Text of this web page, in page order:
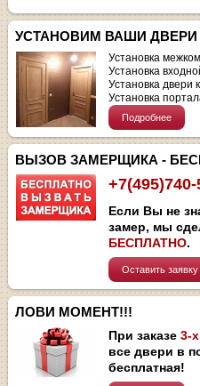
УСТАНОВИМ ВАШИ ДВЕРИ
Установка
Установка
Установка двери
Установка
Подробнее
ВЫЗОВ ЗАМЕРЩИКА -
Если Вы не
замер, мы
БЕСПЛАТНО.
Оставить заявку
ЛОВИ МОМЕНТ!!!
При заказе3-
все двери в
бесплатная!